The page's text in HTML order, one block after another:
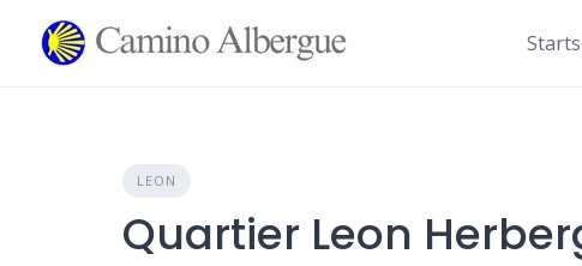
Inhalt
springen
LEON
Quartier Leon